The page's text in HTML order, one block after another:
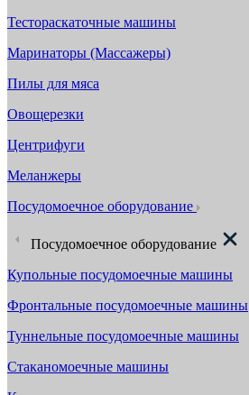
Тестораскаточные машины
Маринаторы (Массажеры)
Пилы для мяса
Овощерезки
Центрифуги
Меланжеры
Посудомоечное оборудование
Посудомоечное оборудование
Купольные посудомоечные машины
Фронтальные посудомоечные машины
Туннельные посудомоечные машины
Стаканомоечные машины